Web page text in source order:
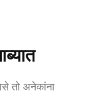
तो अनेकांना